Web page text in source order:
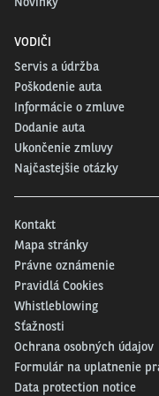
Automsa dá dôjsť aj na
prírodou, Sicília ponúka aj
Etna.
Nabíjanie: Ukážková
ostrovoch Sicília a Sardínia.
Stredozemnom mori
VODIČI
Servis a údržba
Poškodenie auta
Informácie o zmluve
Dodanie auta
Ukončenie zmluvy
Najčastejšie otázky
Kontakt
Mapa stránky
Právne oznámenie
Pravidlá Cookies
Whistleblowing
Sťažnosti
Ochrana osobných údajov
Formulár na uplatnenie
Data protection notice